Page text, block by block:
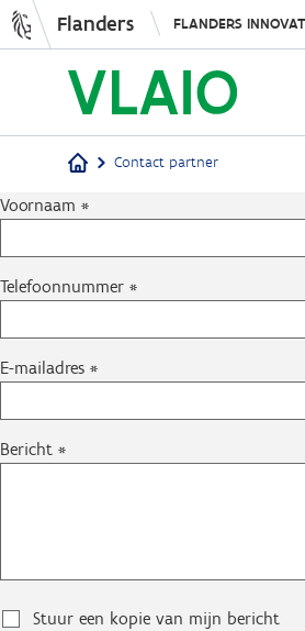
Flanders FLANDERS
Breadcrumb
Contact partner
Voornaam
Telefoonnummer
E-mailadres
Bericht
Stuur een kopie van mijn bericht